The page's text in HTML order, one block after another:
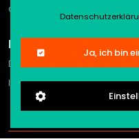
CMS-Vergleich
Rechtliches
Datenschutz
Impressum
Ja, ich bin